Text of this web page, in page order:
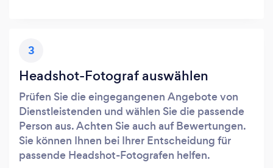
3
Headshot-Fotograf auswählen
Prüfen Sie die eingegangenen Angebote von
Dienstleistenden und wählen Sie die passende
Person aus. Achten Sie auch auf Bewertungen.
Sie können Ihnen bei Ihrer Entscheidung für
passende Headshot-Fotografen helfen.